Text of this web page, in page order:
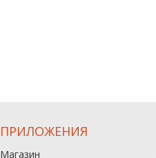
ПРИЛОЖЕНИЯ
Магазин